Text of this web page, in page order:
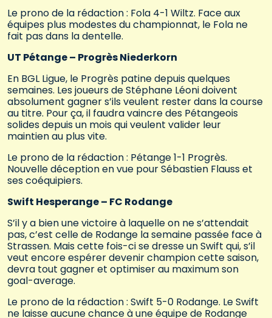
Le prono de la rédaction : Fola 4-1 Wiltz. Face aux
équipes plus modestes du championnat, le Fola ne
fait pas dans la dentelle.
UT Pétange – Progrès Niederkorn
En BGL Ligue, le Progrès patine depuis quelques
semaines. Les joueurs de Stéphane Léoni doivent
absolument gagner s’ils veulent rester dans la course
au titre. Pour ça, il faudra vaincre des Pétangeois
solides depuis un mois qui veulent valider leur
maintien au plus vite.
Le prono de la rédaction : Pétange 1-1 Progrès.
Nouvelle déception en vue pour Sébastien Flauss et
ses coéquipiers.
Swift Hesperange – FC Rodange
S’il y a bien une victoire à laquelle on ne s’attendait
pas, c’est celle de Rodange la semaine passée face à
Strassen. Mais cette fois-ci se dresse un Swift qui, s’il
veut encore espérer devenir champion cette saison,
devra tout gagner et optimiser au maximum son
goal-average.
Le prono de la rédaction : Swift 5-0 Rodange. Le Swift
ne laisse aucune chance à une équipe de Rodange